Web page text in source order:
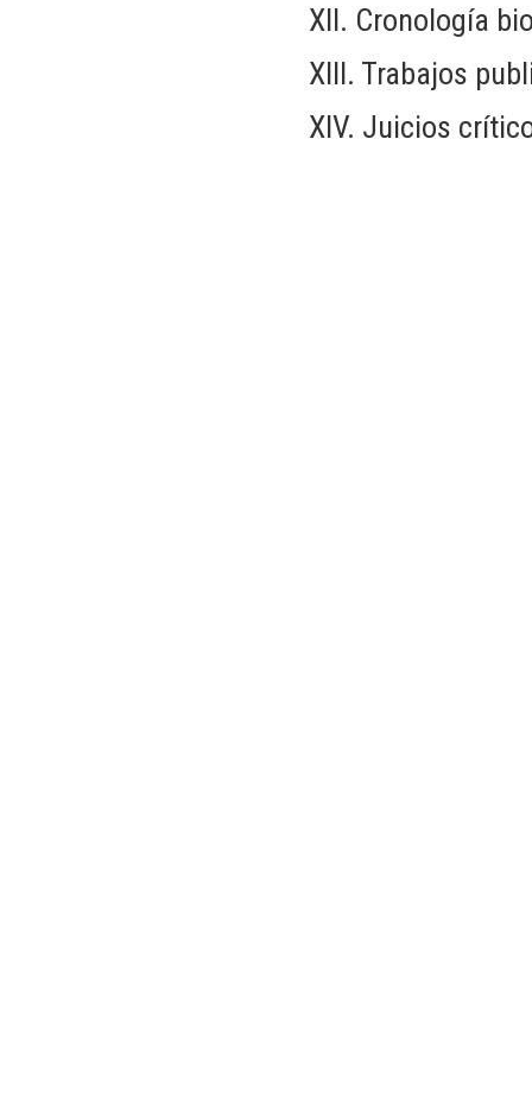
XII. Cronología
XIII. Trabajos
XIV. Juicios